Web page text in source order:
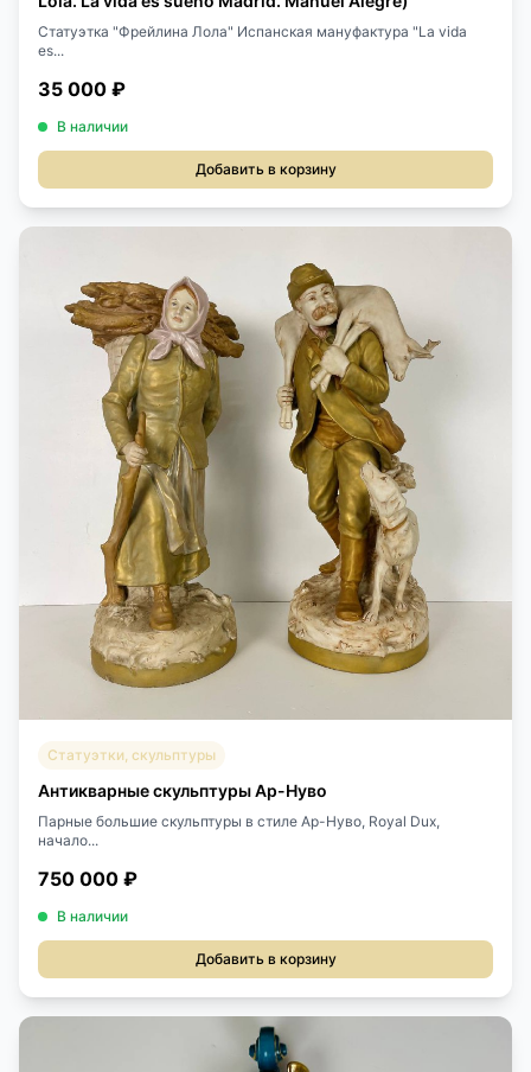
Статуэтка "Фрейлина Лола" Испанская мануфактура "La vida
es...
35 000 ₽
В наличии
Добавить в корзину
Статуэтки, скульптуры
Антикварные скульптуры Ар-Нуво
Парные большие скульптуры в стиле Ар-Нуво, Royal Dux,
начало...
750 000 ₽
В наличии
Добавить в корзину